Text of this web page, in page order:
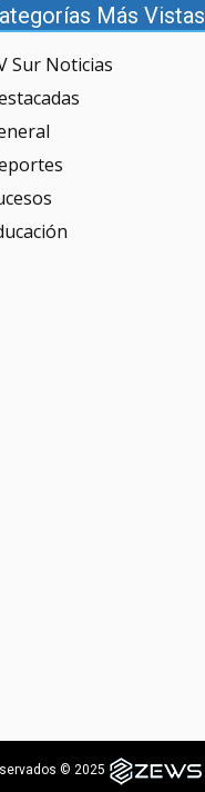
Más Vistas
Sur Noticias
© 2025